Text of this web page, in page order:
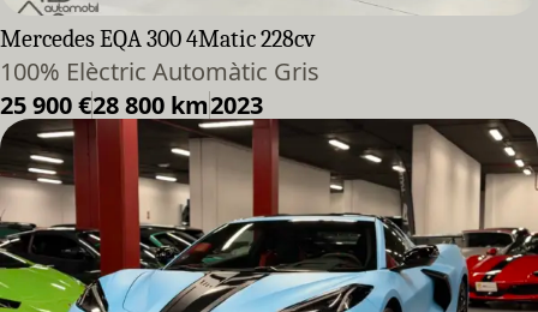
Mercedes EQA 300 4Matic 228cv
100% Elèctric Automàtic Gris
25 900 €28 800 km2023